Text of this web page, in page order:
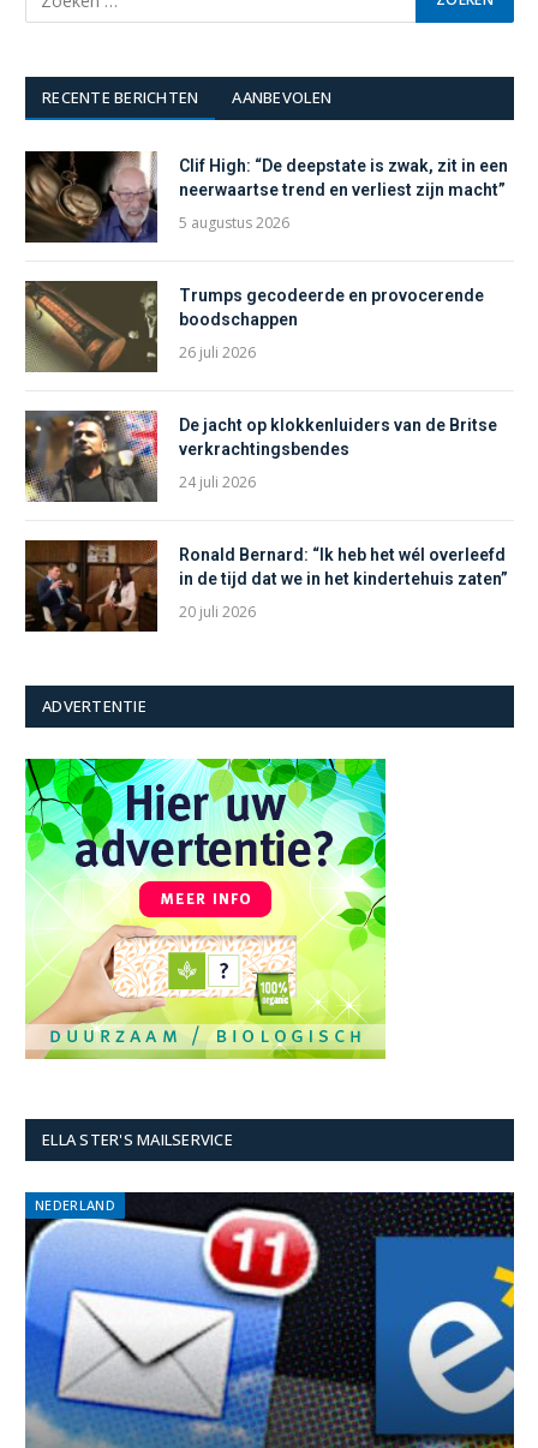
RECENTE BERICHTEN AANBEVOLEN
Clif High: “De deepstate is zwak, zit in een
neerwaartse trend en verliest zijn macht”
5 augustus 2026
Trumps gecodeerde en provocerende
boodschappen
26 juli 2026
De jacht op klokkenluiders van de Britse
verkrachtingsbendes
24 juli 2026
Ronald Bernard: “Ik heb het wél overleefd
in de tijd dat we in het kindertehuis zaten”
20 juli 2026
ADVERTENTIE
ELLA STER'S MAILSERVICE
NEDERLAND